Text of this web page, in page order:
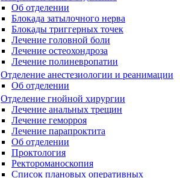
Об отделении
Блокада затылочного нерва
Блокады триггерных точек
Лечение головной боли
Лечение остеохондроза
Лечение полиневропатии
Отделение анестезиологии и реанимации
Об отделении
Отделение гнойной хирургии
Лечение анальных трещин
Лечение геморроя
Лечение парапроктита
Об отделении
Проктология
Ректороманоскопия
Список плановых оперативных